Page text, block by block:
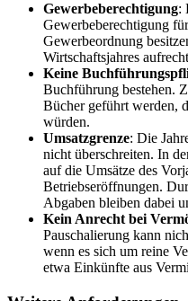
Gewerbeberechtigung:
Gewerbeberechtigung
Gewerbeordnung
Wirtschaftsjahres
Keine
Buchführung bestehen.
Bücher geführt werden,
würden.
Umsatzgrenze: Die
nicht überschreiten. In
auf die Umsätze des
Betriebseröffnungen.
Abgaben bleiben dabei
Kein Anrecht bei
Pauschalierung kann
wenn es sich um reine
etwa Einkünfte aus